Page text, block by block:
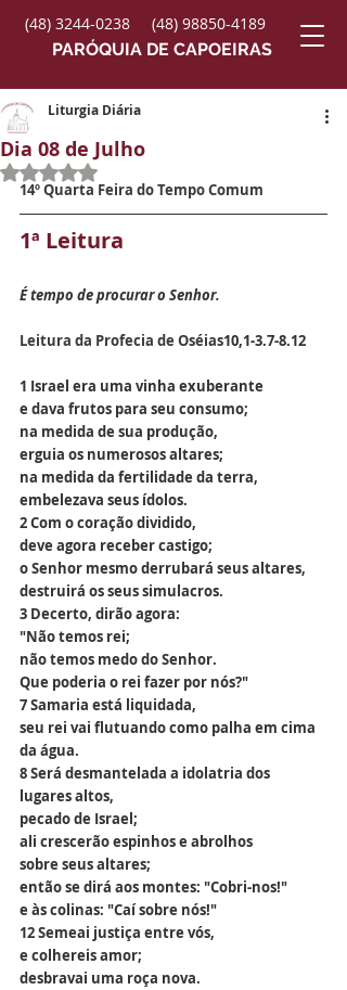
(48) 3244-0238
(48) 98850-4189
PARÓQUIA DE CAPOEIRAS
Dia 08 de Julho
Liturgia Diária
Avaliado com NaN de 5 estrelas.
14º Quarta Feira do Tempo Comum
1ª Leitura
É tempo de procurar o Senhor.
Leitura da Profecia de Oséias10,1-3.7-8.12
1 Israel era uma vinha exuberante
e dava frutos para seu consumo;
na medida de sua produção,
erguia os numerosos altares;
na medida da fertilidade da terra,
embelezava seus ídolos.
2 Com o coração dividido,
deve agora receber castigo;
o Senhor mesmo derrubará seus altares,
destruirá os seus simulacros.
3 Decerto, dirão agora:
"Não temos rei;
não temos medo do Senhor.
Que poderia o rei fazer por nós?"
7 Samaria está liquidada,
seu rei vai flutuando como palha em cima
da água.
8 Será desmantelada a idolatria dos
lugares altos,
pecado de Israel;
ali crescerão espinhos e abrolhos
sobre seus altares;
então se dirá aos montes: "Cobri-nos!"
e às colinas: "Caí sobre nós!"
12 Semeai justiça entre vós,
e colhereis amor;
desbravai uma roça nova.